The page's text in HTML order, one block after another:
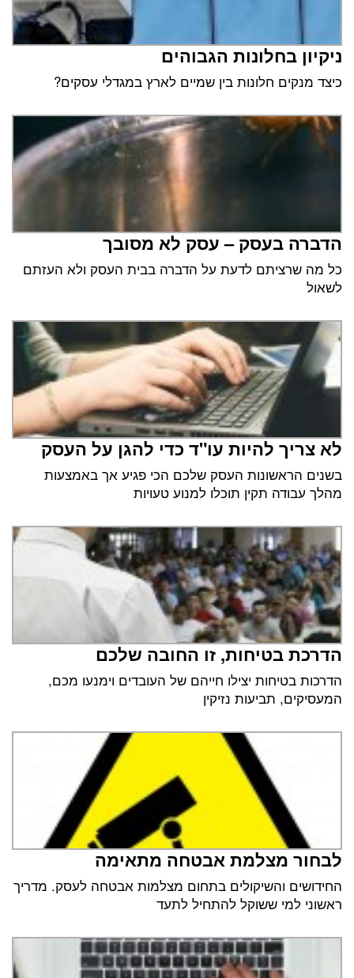
ניקיון בחלונות הגבוהים
כיצד מנקים חלונות בין שמיים לארץ במגדלי עסקים?
הדברה בעסק – עסק לא מסובך
כל מה שרציתם לדעת על הדברה בבית העסק ולא העזתם
לשאול
לא צריך להיות עו"ד כדי להגן על העסק
בשנים הראשונות העסק שלכם הכי פגיע אך באמצעות
מהלך עבודה תקין תוכלו למנוע טעויות
הדרכת בטיחות, זו החובה שלכם
הדרכות בטיחות יצילו חייהם של העובדים וימנעו מכם,
המעסיקים, תביעות נזיקין
לבחור מצלמת אבטחה מתאימה
החידושים והשיקולים בתחום מצלמות אבטחה לעסק. מדריך
ראשוני למי ששוקל להתחיל לתעד